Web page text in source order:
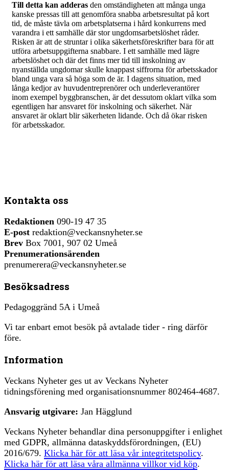
Till detta kan adderas den omständigheten att många unga
kanske pressas till att genomföra snabba arbetsresultat på kort
tid, de måste tävla om arbetsplatserna i hård konkurrens med
varandra i ett samhälle där stor ungdomsarbetslöshet råder.
Risken är att de struntar i olika säkerhetsföreskrifter bara för att
utföra arbetsuppgifterna snabbare. I ett samhälle med lägre
arbetslöshet och där det finns mer tid till inskolning av
nyanställda ungdomar skulle knappast siffrorna för arbetsskador
bland unga vara så höga som de är. I dagens situation, med
långa kedjor av huvudentreprenörer och underleverantörer
inom exempel byggbranschen, är det dessutom oklart vilka som
egentligen har ansvaret för inskolning och säkerhet. När
ansvaret är oklart blir säkerheten lidande. Och då ökar risken
för arbetsskador.
Kontakta oss
Redaktionen 090-19 47 35
E-post redaktion@veckansnyheter.se
Brev Box 7001, 907 02 Umeå
Prenumerationsärenden
prenumerera@veckansnyheter.se
Besöksadress
Pedagoggränd 5A i Umeå
Vi tar enbart emot besök på avtalade tider - ring därför
före.
Information
Veckans Nyheter ges ut av Veckans Nyheter
tidningsförening med organisationsnummer 802464-4687.
Ansvarig utgivare: Jan Hägglund
Veckans Nyheter behandlar dina personuppgifter i enlighet
med GDPR, allmänna dataskyddsförordningen, (EU)
2016/679. Klicka här för att läsa vår integritetspolicy.
Klicka här för att läsa våra allmänna villkor vid köp.